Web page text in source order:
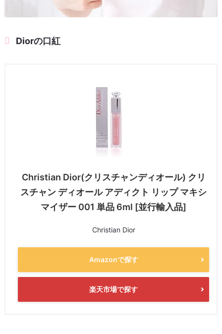
Diorの口紅
Christian Dior(クリスチャンディオール) クリ
スチャン ディオール アディクト リップ マキシ
マイザー 001 単品 6ml [並行輸入品]
Christian Dior
Amazonで探す
楽天市場で探す